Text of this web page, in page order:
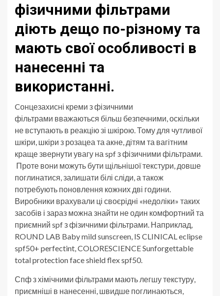
фізичними фільтрами
діють дещо по-різному та
мають свої особливості в
нанесенні та
використанні.
Cонцезахисні креми з фізичними
фільтрами вважаються більш безпечними, оскільки
не вступають в реакцію зі шкірою. Тому для чутливої
шкіри, шкіри з розацеа та акне, дітям та вагітним
краще звернути увагу на spf з фізичними фільтрами.
Проте вони можуть бути щільнішої текстури, довше
поглинатися, залишати білі сліди, а також
потребують поновлення кожних дві години.
Виробники врахували ці своєрідні «недоліки» таких
засобів і зараз можна знайти не один комфортний та
приємний spf з фізичними фільтрами. Наприклад,
ROUND LAB Baby mild sunscreen, IS CLINICAL eclipse
spf50+ perfectint, COLORESCIENCE Sunforgettable
total protection face shield flex spf50.
Спф з хімічними фільтрами мають легшу текстуру,
приємніші в нанесенні, швидше поглинаються,